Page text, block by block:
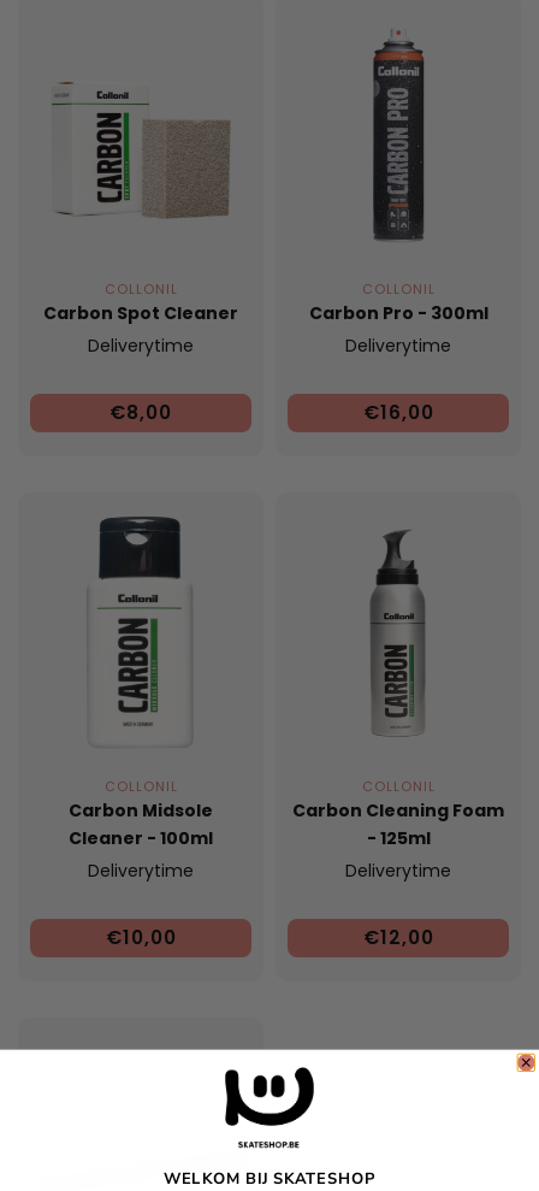
COLLONIL
Carbon Spot Cleaner
Deliverytime
€8,00
COLLONIL
Carbon Pro - 300ml
Deliverytime
€16,00
COLLONIL
Carbon Midsole
Cleaner - 100ml
Deliverytime
€10,00
COLLONIL
Carbon Cleaning Foam
- 125ml
Deliverytime
€12,00
WELKOM BIJ SKATESHOP